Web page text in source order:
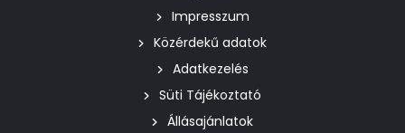
Impresszum
Közérdekű adatok
Adatkezelés
Süti Tájékoztató
Állásajánlatok